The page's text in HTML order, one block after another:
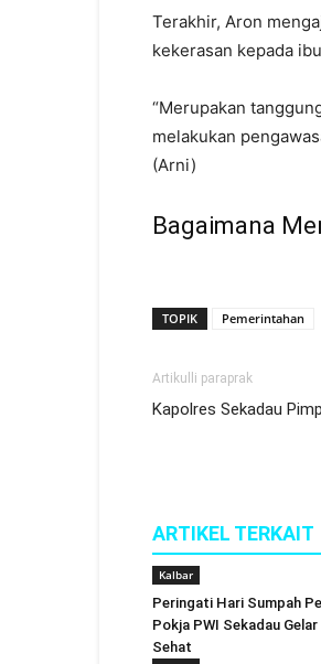
Terakhir, Aron
kekerasan kepada
“Merupakan
melakukan
(Arni)
Bagaimana
TOPIK Pemerintahan
Artikulli paraprak
Kapolres Sekadau
ARTIKEL TERKAIT
Kalbar
Peringati Hari Sumpah
Pokja PWI Sekadau Gelar
Sehat